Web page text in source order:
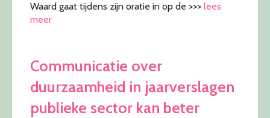
Waard gaat tijdens zijn oratie in op de >>> lees
meer
Communicatie over
duurzaamheid in jaarverslagen
publieke sector kan beter